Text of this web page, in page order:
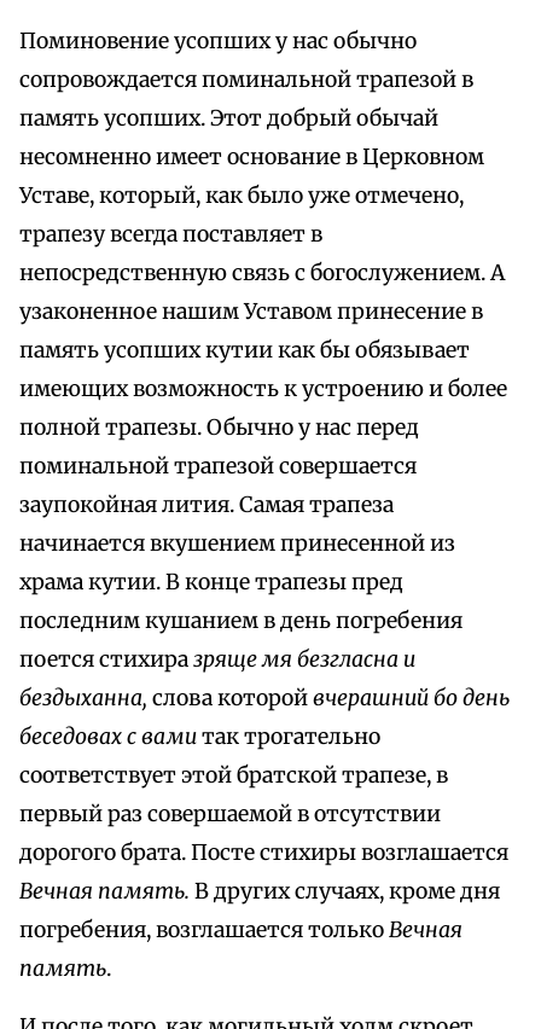
Поминовение усопших у нас обычно
сопровождается поминальной трапезой в
память усопших. Этот добрый обычай
несомненно имеет основание в Церковном
Уставе, который, как было уже отмечено,
трапезу всегда поставляет в
непосредственную связь с богослужением. А
узаконенное нашим Уставом принесение в
память усопших кутии как бы обязывает
имеющих возможность к устроению и более
полной трапезы. Обычно у нас перед
поминальной трапезой совершается
заупокойная лития. Самая трапеза
начинается вкушением принесенной из
храма кутии. В конце трапезы пред
последним кушанием в день погребения
поется стихиразряще мя безгласна и
бездыханна, слова которойвчерашний бо день
беседовах с вамитак трогательно
соответствует этой братской трапезе, в
первый раз совершаемой в отсутствии
дорогого брата. Посте стихиры возглашается
Вечная память. В других случаях, кроме дня
погребения, возглашается толькоВечная
память.